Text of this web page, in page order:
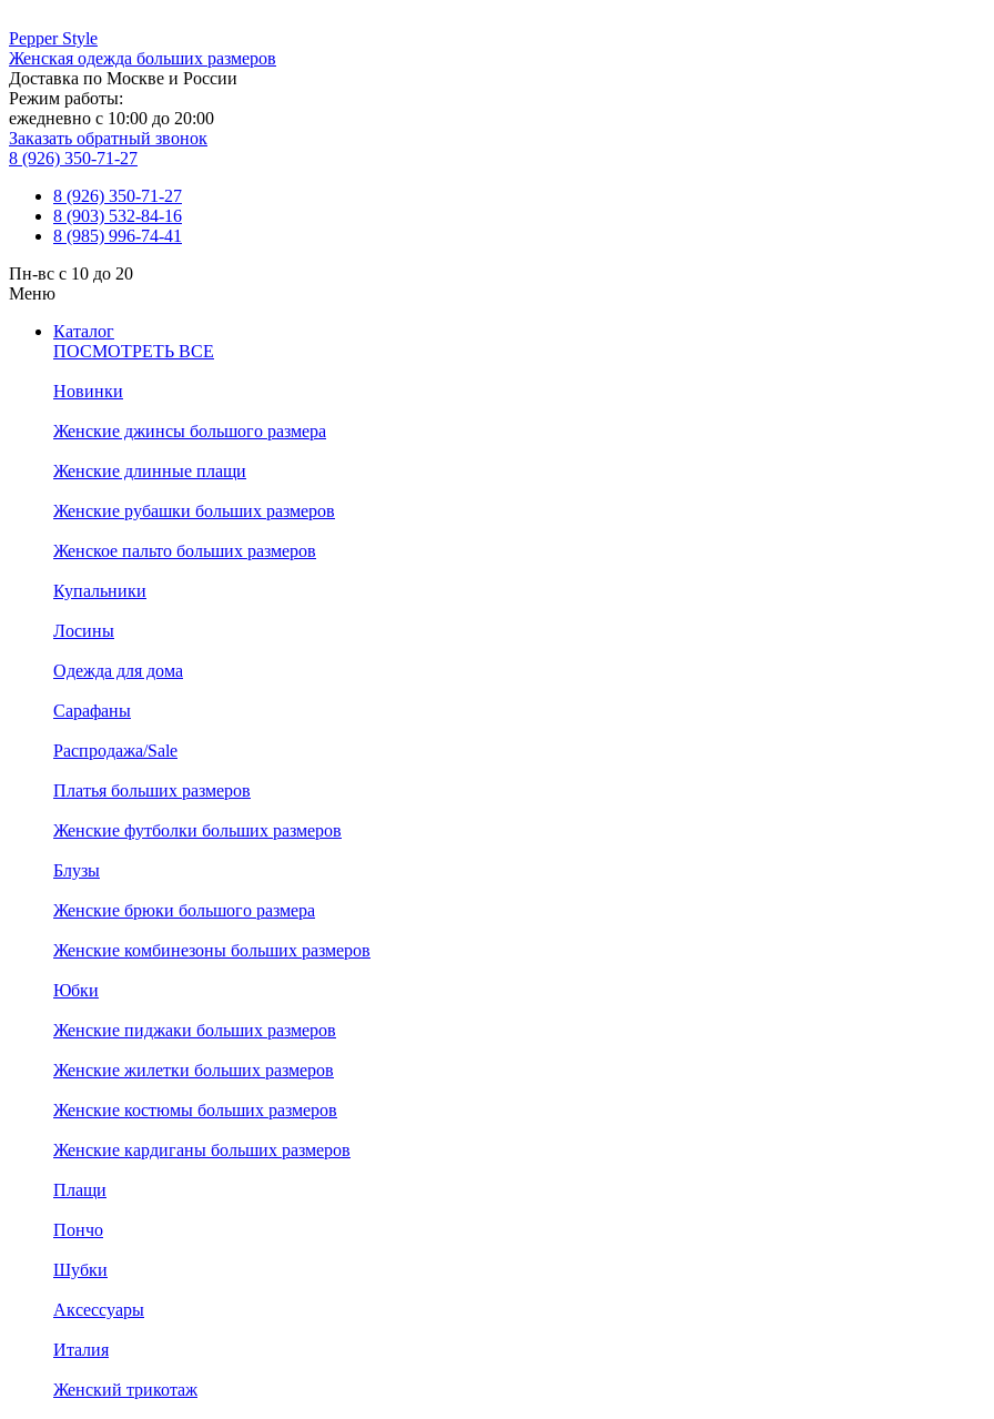
Pepper Style
Женская одежда больших размеров
Доставка по Москве и России
Режим работы:
ежедневно с 10:00 до 20:00
Заказать обратный звонок
8 (926) 350-71-27
8 (926) 350-71-27
8 (903) 532-84-16
8 (985) 996-74-41
Пн-вс с 10 до 20
Меню
Каталог
ПОСМОТРЕТЬ ВСЕ
Новинки
Женские джинсы большого размера
Женские длинные плащи
Женские рубашки больших размеров
Женское пальто больших размеров
Купальники
Лосины
Одежда для дома
Сарафаны
Распродажа/Sale
Платья больших размеров
Женские футболки больших размеров
Блузы
Женские брюки большого размера
Женские комбинезоны больших размеров
Юбки
Женские пиджаки больших размеров
Женские жилетки больших размеров
Женские костюмы больших размеров
Женские кардиганы больших размеров
Плащи
Пончо
Шубки
Аксессуары
Италия
Женский трикотаж